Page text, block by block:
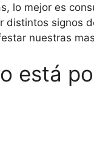
lo mejor es
signos
nuestras
está